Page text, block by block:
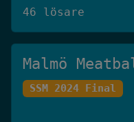
46 lösare
Malmö
SSM 2024 Final